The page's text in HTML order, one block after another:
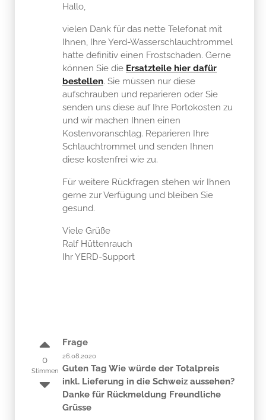
Hallo,
vielen Dank für das nette Telefonat mit
Ihnen, Ihre Yerd-Wasserschlauchtrommel
hatte definitiv einen Frostschaden. Gerne
können Sie die Ersatzteile hier dafür
bestellen. Sie müssen nur diese
aufschrauben und reparieren oder Sie
senden uns diese auf Ihre Portokosten zu
und wir machen Ihnen einen
Kostenvoranschlag. Reparieren Ihre
Schlauchtrommel und senden Ihnen
diese kostenfrei wie zu.
Für weitere Rückfragen stehen wir Ihnen
gerne zur Verfügung und bleiben Sie
gesund.
Viele Grüße
Ralf Hüttenrauch
Ihr YERD-Support
0
Stimmen
Frage
26.08.2020
Guten Tag Wie würde der Totalpreis
inkl. Lieferung in die Schweiz aussehen?
Danke für Rückmeldung Freundliche
Grüsse